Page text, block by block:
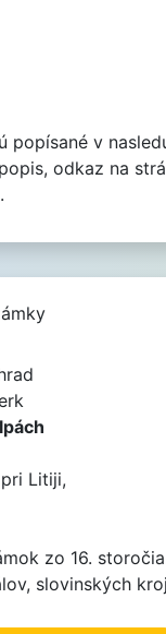
popísané v
odkaz na
Litiji,
zo 16.
slovinských